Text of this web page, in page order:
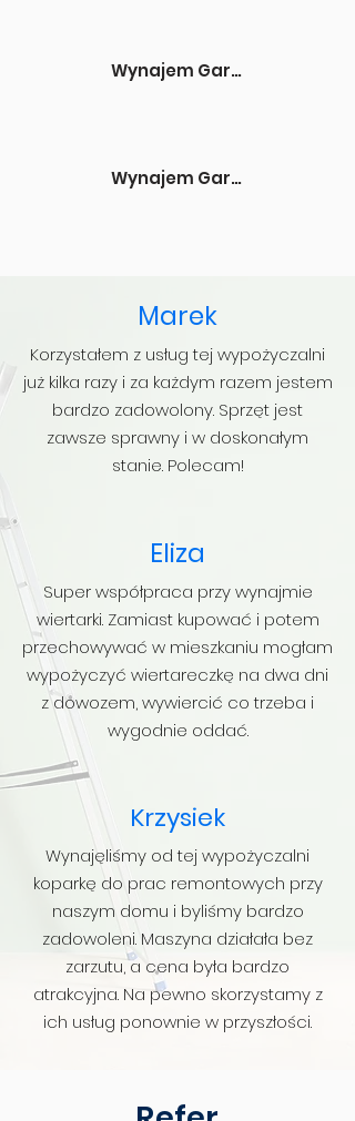
Wynajem Gardena Lubichowo
Wynajem Gardena Starogard Gdański
Marek
Korzystałem z usług tej wypożyczalni
już kilka razy i za każdym razem jestem
bardzo zadowolony. Sprzęt jest
zawsze sprawny i w doskonałym
stanie. Polecam!
Eliza
Super współpraca przy wynajmie
wiertarki. Zamiast kupować i potem
przechowywać w mieszkaniu mogłam
wypożyczyć wiertareczkę na dwa dni
z dowozem, wywiercić co trzeba i
wygodnie oddać.
Krzysiek
Wynajęliśmy od tej wypożyczalni
koparkę do prac remontowych przy
naszym domu i byliśmy bardzo
zadowoleni. Maszyna działała bez
zarzutu, a cena była bardzo
atrakcyjna. Na pewno skorzystamy z
ich usług ponownie w przyszłości.